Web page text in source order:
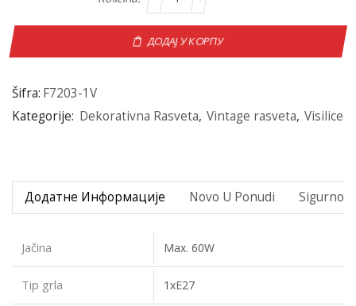
ДОДАЈ У КОРПУ
Šifra: F7203-1V
Kategorije: Dekorativna Rasveta, Vintage rasveta, Visilice
Додатне Информације Novo U Ponudi Sigurno
Jačina Max. 60W
Tip grla 1xE27